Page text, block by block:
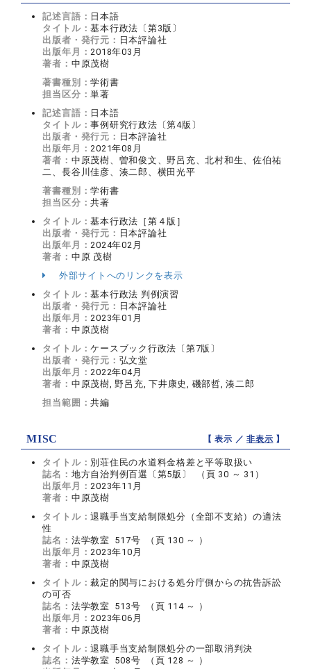
記述言語： 日本語
タイトル：基本行政法〔第3版〕
出版者・発行元： 日本評論社
出版年月：2018年03月
著者： 中原茂樹
著書種別：学術書
担当区分：単著
記述言語： 日本語
タイトル：事例研究行政法〔第4版〕
出版者・発行元： 日本評論社
出版年月：2021年08月
著者： 中原茂樹、曽和俊文、野呂充、北村和生、佐伯祐
二、長谷川佳彦、湊二郎、横田光平
著書種別：学術書
担当区分：共著
タイトル：基本行政法［第４版］
出版者・発行元： 日本評論社
出版年月：2024年02月
著者： 中原 茂樹
外部サイトへのリンクを表示
タイトル：基本行政法 判例演習
出版者・発行元： 日本評論社
出版年月：2023年01月
著者： 中原茂樹
タイトル：ケースブック行政法〔第7版〕
出版者・発行元： 弘文堂
出版年月：2022年04月
著者： 中原茂樹, 野呂充, 下井康史, 磯部哲, 湊二郎
担当範囲：共編
MISC 【 表示 ／非表示 】
タイトル： 別荘住民の水道料金格差と平等取扱い
誌名： 地方自治判例百選〔第5版〕 （頁 30 ～ 31）
出版年月：2023年11月
著者： 中原茂樹
タイトル：退職手当支給制限処分（全部不支給）の適法
性
誌名： 法学教室 517号 （頁 130 ～ ）
出版年月：2023年10月
著者： 中原茂樹
タイトル：裁定的関与における処分庁側からの抗告訴訟
の可否
誌名： 法学教室 513号 （頁 114 ～ ）
出版年月：2023年06月
著者： 中原茂樹
タイトル：退職手当支給制限処分の一部取消判決
誌名： 法学教室 508号 （頁 128 ～ ）